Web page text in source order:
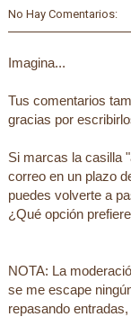
No Hay Comentarios:
Imagina...
Tus comentarios
gracias por
Si marcas la casilla
correo en un plazo
puedes volverte a
¿Qué opción
NOTA: La
se me escape
repasando